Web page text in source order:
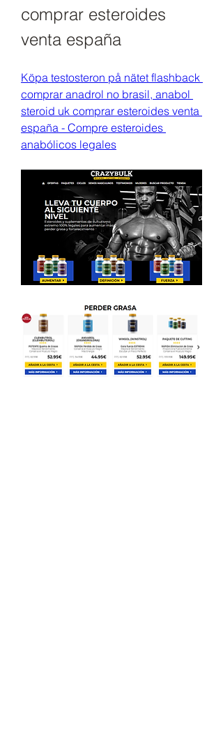
comprar esteroides
venta españa
Köpa testosteron på nätet flashback
comprar anadrol no brasil, anabol
steroid uk comprar esteroides venta
españa - Compre esteroides
anabólicos legales